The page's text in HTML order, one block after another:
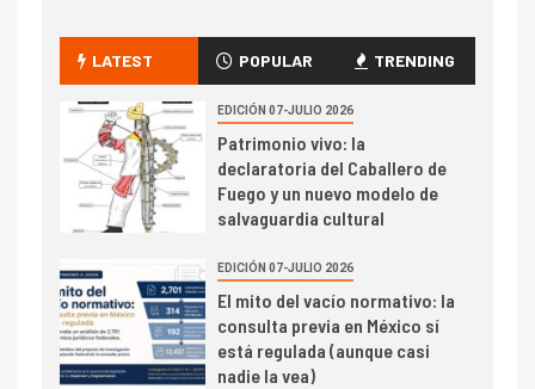
LATEST POPULAR TRENDING
EDICIÓN 07-JULIO 2026
Patrimonio vivo: la
declaratoria del Caballero de
Fuego y un nuevo modelo de
salvaguardia cultural
EDICIÓN 07-JULIO 2026
El mito del vacío normativo: la
consulta previa en México sí
está regulada (aunque casi
nadie la vea)